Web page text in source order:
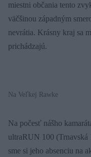
miestni občania tento
väčšinou západným
nevrátia. Krásny kraj sa
prichádzajú.
Na Veľkej Rawke
Na počesť nášho
ultraRUN 100 (Trnavská
sme si jeho absenciu na